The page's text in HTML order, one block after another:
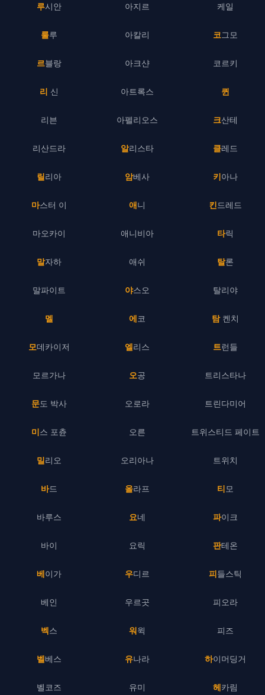
루시안
룰루
르블랑
리 신
리븐
리산드라
릴리아
마스터 이
마오카이
말자하
말파이트
멜
모데카이저
모르가나
문도 박사
미스 포츈
밀리오
바드
바루스
바이
베이가
베인
벡스
벨베스
벨코즈
아지르
아칼리
아크샨
아트록스
아펠리오스
알리스타
암베사
애니
애니비아
애쉬
야스오
에코
엘리스
오공
오로라
오른
오리아나
올라프
요네
요릭
우디르
우르곳
워윅
유나라
유미
케일
코그모
코르키
퀸
크산테
클레드
키아나
킨드레드
타릭
탈론
탈리야
탐 켄치
트런들
트리스타나
트린다미어
트위스티드 페이트
트위치
티모
파이크
판테온
피들스틱
피오라
피즈
하이머딩거
헤카림